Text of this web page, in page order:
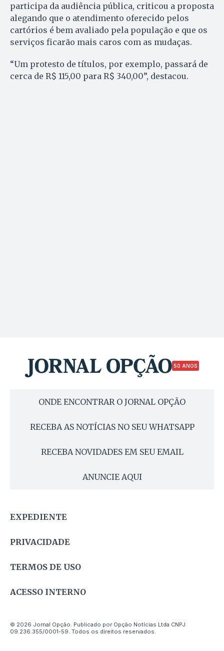
participa da audiência pública, criticou a proposta
alegando que o atendimento oferecido pelos
cartórios é bem avaliado pela população e que os
serviços ficarão mais caros com as mudaças.
“Um protesto de títulos, por exemplo, passará de
cerca de R$ 115,00 para R$ 340,00”, destacou.
50 ANOS
ONDE ENCONTRAR O JORNAL OPÇÃO
RECEBA AS NOTÍCIAS NO SEU WHATSAPP
RECEBA NOVIDADES EM SEU EMAIL
ANUNCIE AQUI
EXPEDIENTE
PRIVACIDADE
TERMOS DE USO
ACESSO INTERNO
© 2026 Jornal Opção. Publicado por Opção Notícias Ltda CNPJ
09.236.355/0001-59. Todos os direitos reservados.